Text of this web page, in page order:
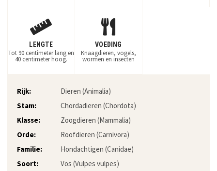
LENGTE
Tot 90 centimeter lang en
40 centimeter hoog.
VOEDING
Knaagdieren, vogels,
wormen en insecten
Rijk:
Dieren (Animalia)
Stam:
Chordadieren (Chordota)
Klasse:
Zoogdieren (Mammalia)
Orde:
Roofdieren (Carnivora)
Familie:
Hondachtigen (Canidae)
Soort:
Vos (Vulpes vulpes)